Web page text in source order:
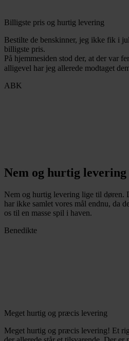
Billigste pris og hurtig levering
Bestilte de benskinner, jeg ikke fik i
billigste pris.
På hjemmesiden stod der, at der var
alligevel har jeg allerede modtaget
ABK
Nem og hurtig
Nem og hurtig levering lige til døren.
har ikke samlet vores mål endnu, da
os til en masse spil i haven.
Benedikte
Meget hurtig og præcis levering
Meget hurtig og præcis levering! Et